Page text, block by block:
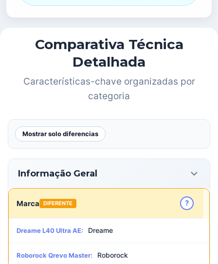
Comparativa Técnica
Detalhada
Características-chave organizadas por
categoria
Mostrar solo diferencias
Informação Geral
Marca DIFERENTE ?
Dreame L40 Ultra AE: Dreame
Roborock Qrevo Master: Roborock